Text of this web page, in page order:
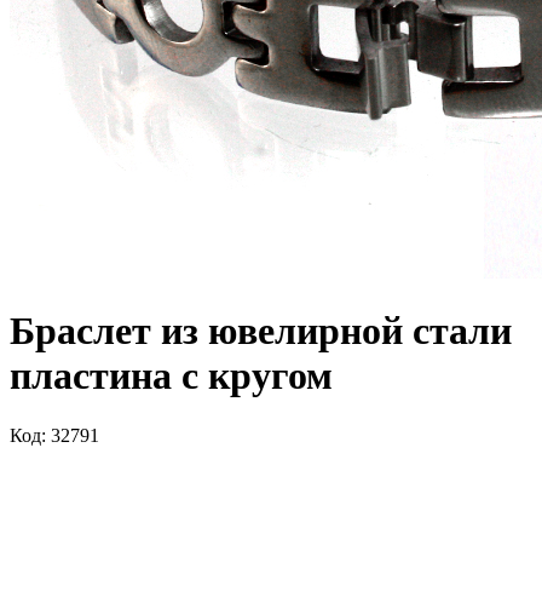
Браслет из ювелирной стали
пластина с кругом
Код: 32791